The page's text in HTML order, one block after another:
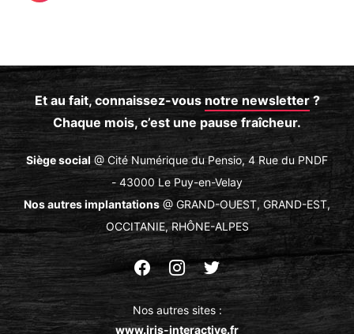
Et au fait, connaissez-vous notre newsletter?
Chaque mois, c’est une pause fraîcheur.
Siège social @ Cité Numérique du Pensio, 4 Rue du PNDF
- 43000 Le Puy-en-Velay
Nos autres implantations@ GRAND-OUEST, GRAND-EST,
OCCITANIE, RHÔNE-ALPES
Suivez-
nous
sur
Suivez-
nous
sur
Suivez-
nous
sur
Nos autres sites :
www.iris-interactive.fr